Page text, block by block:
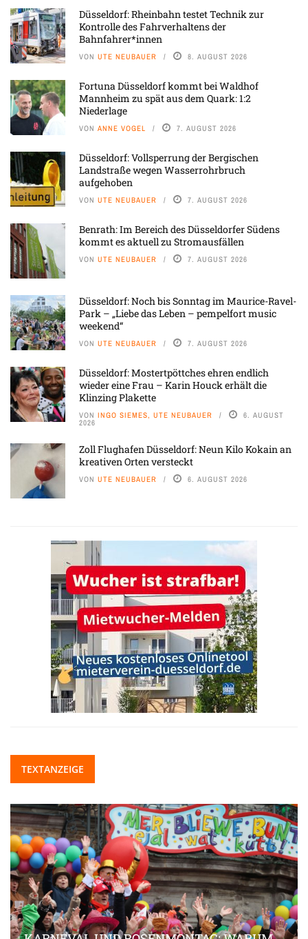
Düsseldorf: Rheinbahn testet Technik zur
Kontrolle des Fahrverhaltens der
Bahnfahrer*innen
VON UTE NEUBAUER 8. AUGUST 2026
Fortuna Düsseldorf kommt bei Waldhof
Mannheim zu spät aus dem Quark: 1:2
Niederlage
VON ANNE VOGEL 7. AUGUST 2026
Düsseldorf: Vollsperrung der Bergischen
Landstraße wegen Wasserrohrbruch
aufgehoben
VON UTE NEUBAUER 7. AUGUST 2026
Benrath: Im Bereich des Düsseldorfer Südens
kommt es aktuell zu Stromausfällen
VON UTE NEUBAUER 7. AUGUST 2026
Düsseldorf: Noch bis Sonntag im Maurice-Ravel-
Park – „Liebe das Leben – pempelfort music
weekend“
VON UTE NEUBAUER 7. AUGUST 2026
Düsseldorf: Mostertpöttches ehren endlich
wieder eine Frau – Karin Houck erhält die
Klinzing Plakette
VON INGO SIEMES, UTE NEUBAUER 6. AUGUST
2026
Zoll Flughafen Düsseldorf: Neun Kilo Kokain an
kreativen Orten versteckt
VON UTE NEUBAUER 6. AUGUST 2026
TEXTANZEIGE